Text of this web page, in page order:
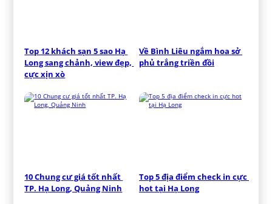
Top 12 khách sạn 5 sao Hạ
Long sang chảnh, view đẹp,
cực xịn xò
Về Bình Liêu ngắm hoa sở
phủ trắng triền đồi
10 Chung cư giá tốt nhất
TP. Hạ Long, Quảng Ninh
Top 5 địa điểm check in cực
hot tại Hạ Long